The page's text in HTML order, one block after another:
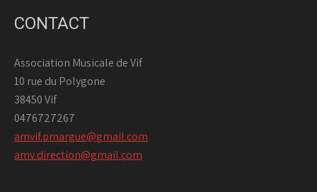
CONTACT
Association Musicale de Vif
10 rue du Polygone
38450 Vif
0476727267
amvif.pmargue@gmail.com
amv.direction@gmail.com